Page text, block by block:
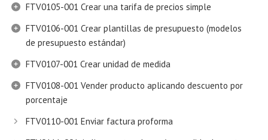
FTV0105-001 Crear una tarifa de precios simple
FTV0106-001 Crear plantillas de presupuesto (modelos
de presupuesto estándar)
FTV0107-001 Crear unidad de medida
FTV0108-001 Vender producto aplicando descuento por
porcentaje
FTV0110-001 Enviar factura proforma